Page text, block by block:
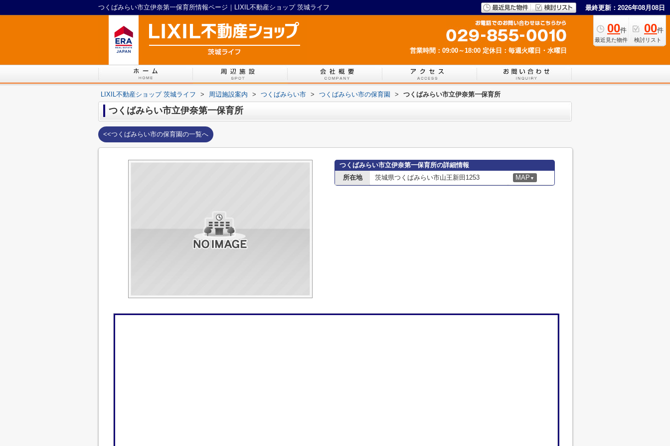
つくばみらい市立伊奈第一保育所情報ページ｜LIXIL不動産ショップ 茨城ライフ 最終更新：2026年08月08日
00件
最近見た物件
00件
検討リスト
営業時間：09:00～18:00 定休日：毎週火曜日・水曜日
LIXIL不動産ショップ 茨城ライフ > 周辺施設案内 > つくばみらい市 > つくばみらい市の保育園 > つくばみらい市立伊奈第一保育所
つくばみらい市立伊奈第一保育所
<<つくばみらい市の保育園の一覧へ
つくばみらい市立伊奈第一保育所の詳細情報
所在地
茨城県つくばみらい市山王新田1253 MAP ▼